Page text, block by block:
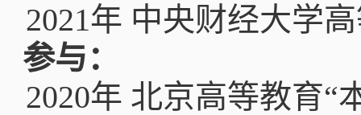
2021年 中央财经大学
参与：
2020年 北京高等教育“